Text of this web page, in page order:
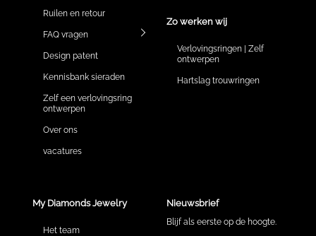
Ruilen en retour
FAQ vragen
Design patent
Kennisbank sieraden
Zelf een verlovingsring
ontwerpen
Over ons
vacatures
Zo werken wij
Verlovingsringen | Zelf
ontwerpen
Hartslag trouwringen
My Diamonds Jewelry
Het team
Nieuwsbrief
Blijf als eerste op de hoogte.